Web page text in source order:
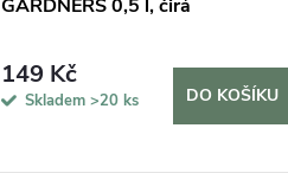
GARDNERS 0,5 l, čirá
149 Kč
Skladem >20 ks DO KOŠÍKU